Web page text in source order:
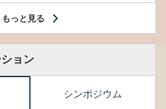
もっと見る
ョン
シンポジウム